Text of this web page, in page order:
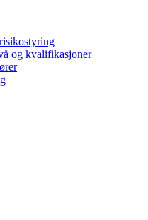
og kvalifikasjoner